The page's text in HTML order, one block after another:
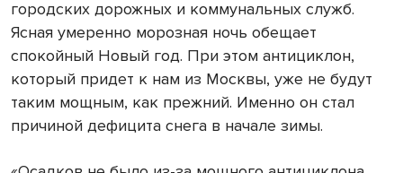
городских дорожных и коммунальных служб.
Ясная умеренно морозная ночь обещает
спокойный Новый год. При этом антициклон,
который придет к нам из Москвы, уже не будут
таким мощным, как прежний. Именно он стал
причиной дефицита снега в начале зимы.